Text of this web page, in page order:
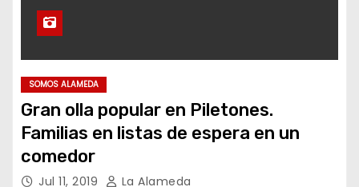
SOMOS ALAMEDA
Gran olla popular en Piletones.
Familias en listas de espera en un
comedor
Jul 11, 2019 La Alameda